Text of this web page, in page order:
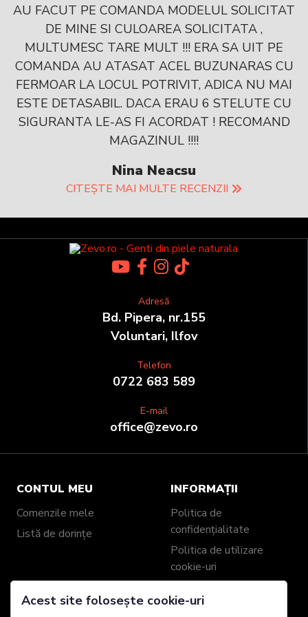
AU FACUT PE COMANDA MODELUL SOLICITAT
DE MINE SI CULOAREA SOLICITATA ,
MULTUMESC TARE MULT !!! ERA SA UIT PE
COMANDA AU ATASAT ACEL BUZUNARAS CU
FERMOAR LA LOCUL POTRIVIT, ADICA NU MAI
ESTE DETASABIL. DACA ERAU 6 STELUTE CU
SIGURANTA LE-AS FI ACORDAT ! RECOMAND
MAGAZINUL !!!!
Nina Neacsu
CITEȘTE MAI MULTE RECENZII
Adresă
Bd. Pipera, nr.155
Voluntari, Ilfov
Telefon
0722 683 589
E-mail
office@zevo.ro
CONTUL MEU
Comenzile mele
Listă de dorințe
INFORMAȚII
Politica de
confidențialitate
Politica de utilizare
cookie-uri
Contact
Acest site folosește cookie-uri